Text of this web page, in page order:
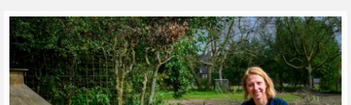
i
t
e
v
a
n
o
w
n
T
o
E
G
e
e
a